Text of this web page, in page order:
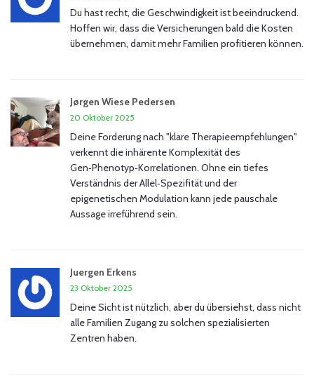
Du hast recht, die Geschwindigkeit ist beeindruckend.
Hoffen wir, dass die Versicherungen bald die Kosten
übernehmen, damit mehr Familien profitieren können.
Jørgen Wiese Pedersen
20 Oktober 2025
Deine Forderung nach "klare Therapieempfehlungen"
verkennt die inhärente Komplexität des
Gen‑Phenotyp‑Korrelationen. Ohne ein tiefes
Verständnis der Allel‑Spezifität und der
epigenetischen Modulation kann jede pauschale
Aussage irreführend sein.
Juergen Erkens
23 Oktober 2025
Deine Sicht ist nützlich, aber du übersiehst, dass nicht
alle Familien Zugang zu solchen spezialisierten
Zentren haben.